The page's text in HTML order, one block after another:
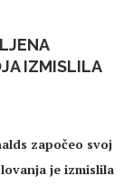
IZMISLILA
započeo svoj
je izmislila